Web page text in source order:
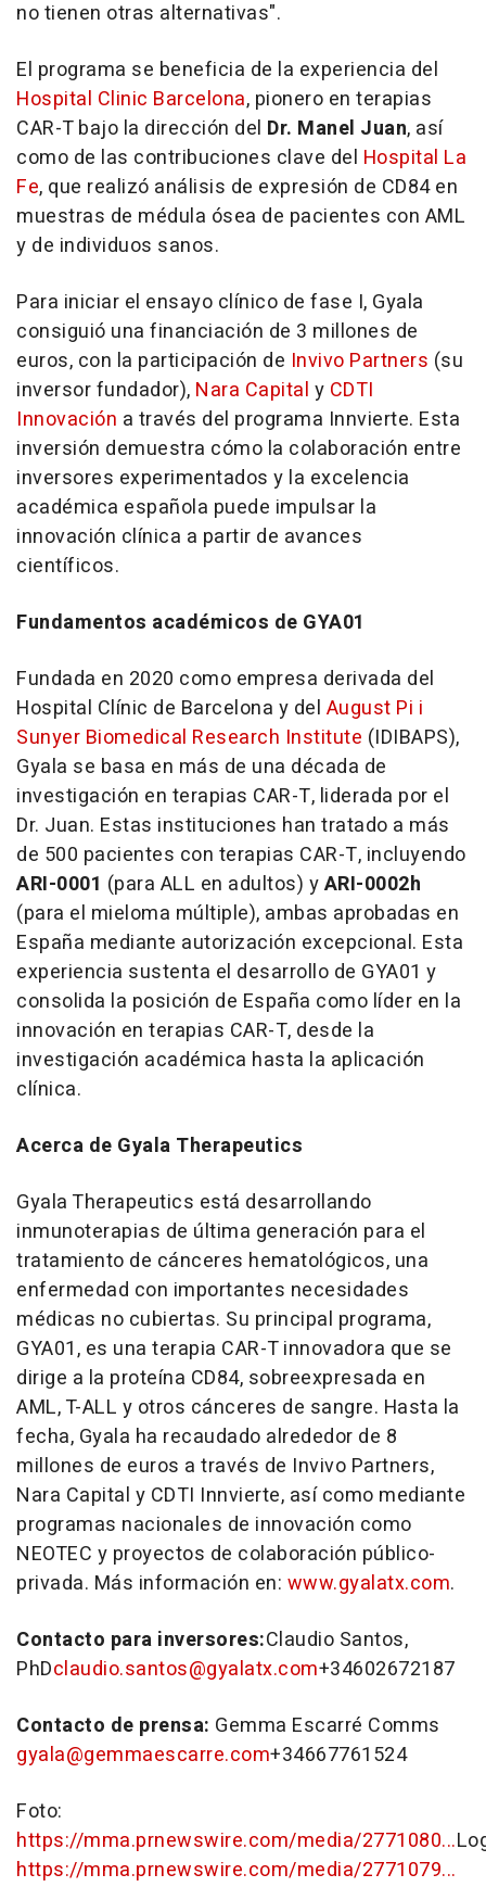
no tienen otras alternativas".
El programa se beneficia de la experiencia del
Hospital Clinic Barcelona, pionero en terapias
CAR-T bajo la dirección del Dr. Manel Juan, así
como de las contribuciones clave del Hospital La
Fe, que realizó análisis de expresión de CD84 en
muestras de médula ósea de pacientes con AML
y de individuos sanos.
Para iniciar el ensayo clínico de fase I, Gyala
consiguió una financiación de 3 millones de
euros, con la participación de Invivo Partners (su
inversor fundador), Nara Capital y CDTI
Innovación a través del programa Innvierte. Esta
inversión demuestra cómo la colaboración entre
inversores experimentados y la excelencia
académica española puede impulsar la
innovación clínica a partir de avances
científicos.
Fundamentos académicos de GYA01
Fundada en 2020 como empresa derivada del
Hospital Clínic de Barcelona y del August Pi i
Sunyer Biomedical Research Institute (IDIBAPS),
Gyala se basa en más de una década de
investigación en terapias CAR-T, liderada por el
Dr. Juan. Estas instituciones han tratado a más
de 500 pacientes con terapias CAR-T, incluyendo
ARI-0001 (para ALL en adultos) yARI-0002h
(para el mieloma múltiple), ambas aprobadas en
España mediante autorización excepcional. Esta
experiencia sustenta el desarrollo de GYA01 y
consolida la posición de España como líder en la
innovación en terapias CAR-T, desde la
investigación académica hasta la aplicación
clínica.
Acerca de Gyala Therapeutics
Gyala Therapeutics está desarrollando
inmunoterapias de última generación para el
tratamiento de cánceres hematológicos, una
enfermedad con importantes necesidades
médicas no cubiertas. Su principal programa,
GYA01, es una terapia CAR-T innovadora que se
dirige a la proteína CD84, sobreexpresada en
AML, T-ALL y otros cánceres de sangre. Hasta la
fecha, Gyala ha recaudado alrededor de 8
millones de euros a través de Invivo Partners,
Nara Capital y CDTI Innvierte, así como mediante
programas nacionales de innovación como
NEOTEC y proyectos de colaboración público-
privada. Más información en: www.gyalatx.com.
Contacto para inversores:Claudio Santos,
PhDclaudio.santos@gyalatx.com+34602672187
Contacto de prensa: Gemma Escarré Comms
gyala@gemmaescarre.com+34667761524
Foto:
https://mma.prnewswire.com/media/2771080...
https://mma.prnewswire.com/media/2771079...